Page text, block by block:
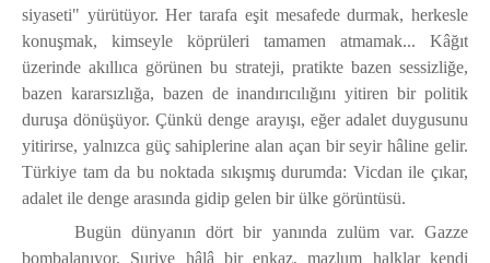
siyaseti" yürütüyor. Her tarafa eşit mesafede durmak, herkesle
konuşmak, kimseyle köprüleri tamamen atmamak... Kâğıt
üzerinde akıllıca görünen bu strateji, pratikte bazen sessizliğe,
bazen kararsızlığa, bazen de inandırıcılığını yitiren bir politik
duruşa dönüşüyor. Çünkü denge arayışı, eğer adalet duygusunu
yitirirse, yalnızca güç sahiplerine alan açan bir seyir hâline gelir.
Türkiye tam da bu noktada sıkışmış durumda: Vicdan ile çıkar,
adalet ile denge arasında gidip gelen bir ülke görüntüsü.
Bugün dünyanın dört bir yanında zulüm var. Gazze
bombalanıyor, Suriye hâlâ bir enkaz, mazlum halklar kendi